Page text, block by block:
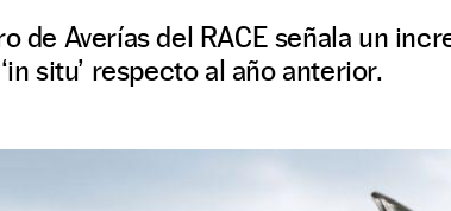
de Averías del RACE señala un
situ’ respecto al año anterior.